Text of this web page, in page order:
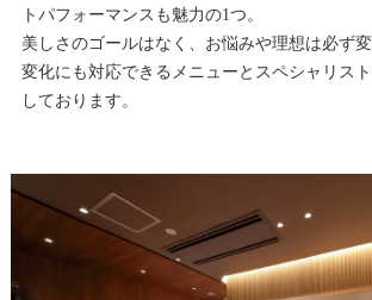
トパフォーマンスも魅力の1つ。
美しさのゴールはなく、お悩みや理想は必ず
変化にも対応できるメニューとスペシャリス
しております。